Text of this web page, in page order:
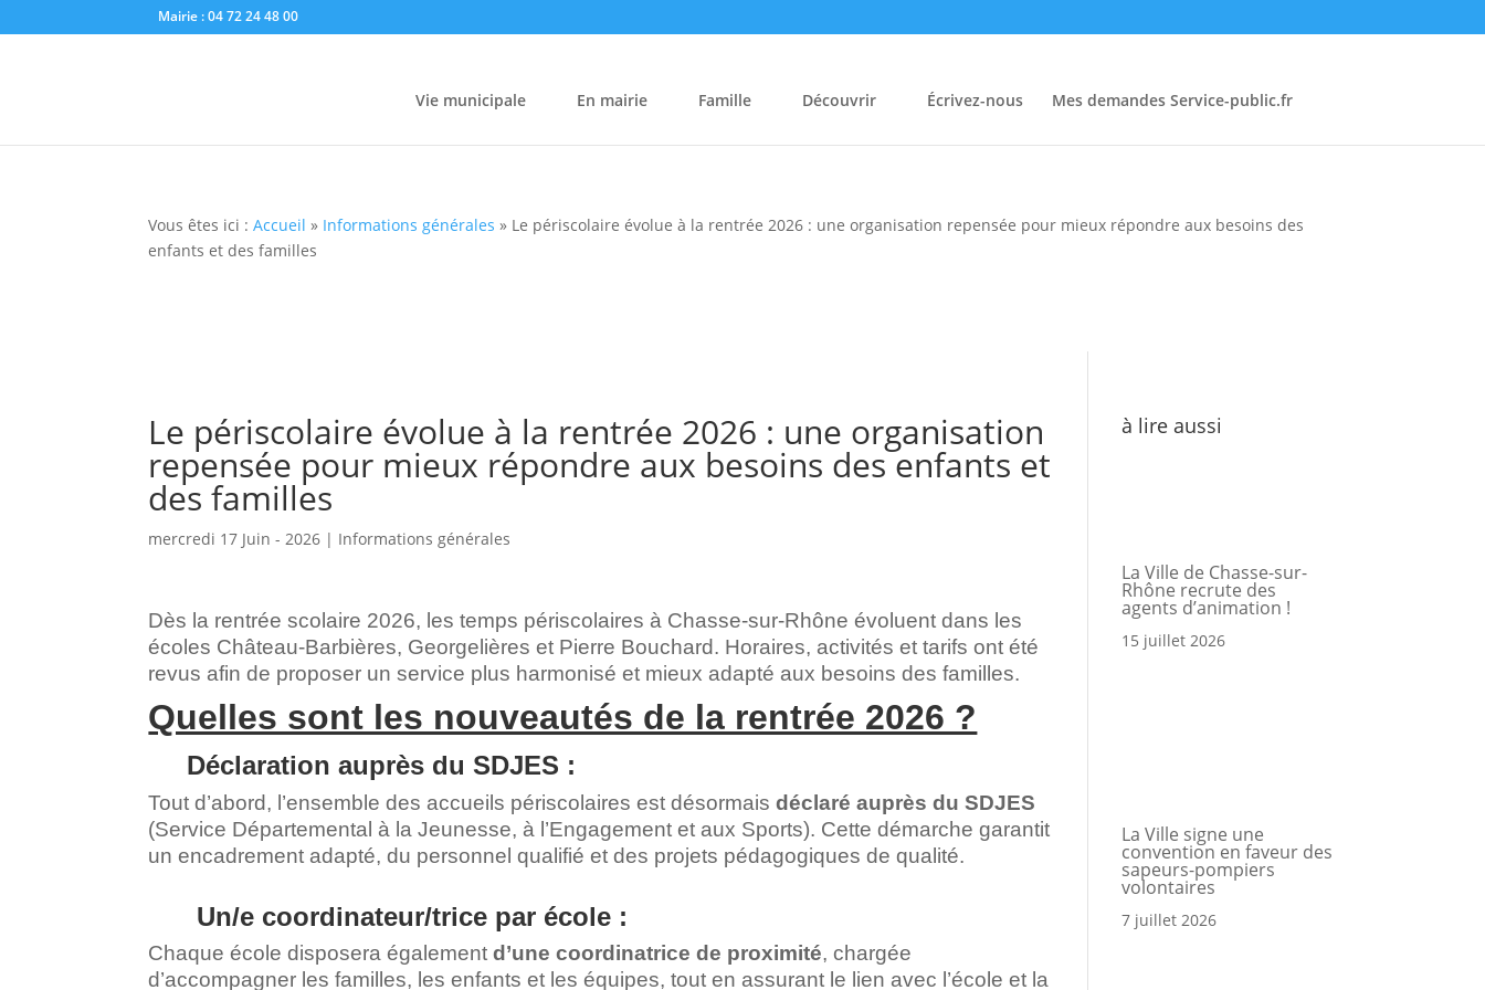
Mairie : 04 72 24 48 00
Vie municipale En mairie Famille Découvrir Écrivez-nous Mes demandes Service-public.fr
Vous êtes ici :Accueil » Informations générales » Le périscolaire évolue à la rentrée 2026 : une organisation repensée pour mieux répondre aux besoins des
enfants et des familles
Le périscolaire évolue à la rentrée 2026 : une organisation
repensée pour mieux répondre aux besoins des enfants et
des familles
mercredi 17 Juin - 2026 | Informations générales
Dès la rentrée scolaire 2026, les temps périscolaires à Chasse-sur-Rhône évoluent dans les
écoles Château-Barbières, Georgelières et Pierre Bouchard. Horaires, activités et tarifs ont été
revus afin de proposer un service plus harmonisé et mieux adapté aux besoins des familles.
Quelles sont les nouveautés de la rentrée 2026 ?
Déclaration auprès du SDJES :
Tout d’abord, l’ensemble des accueils périscolaires est désormaisdéclaré auprès du SDJES
(Service Départemental à la Jeunesse, à l’Engagement et aux Sports). Cette démarche garantit
un encadrement adapté, du personnel qualifié et des projets pédagogiques de qualité.
Un/e coordinateur/trice par école :
Chaque école disposera égalementd’une coordinatrice de proximité, chargée
d’accompagner les familles, les enfants et les équipes, tout en assurant le lien avec l’école et la
à lire aussi
La Ville de Chasse-sur-
Rhône recrute des
agents d’animation !
15 juillet 2026
La Ville signe une
convention en faveur des
sapeurs-pompiers
volontaires
7 juillet 2026